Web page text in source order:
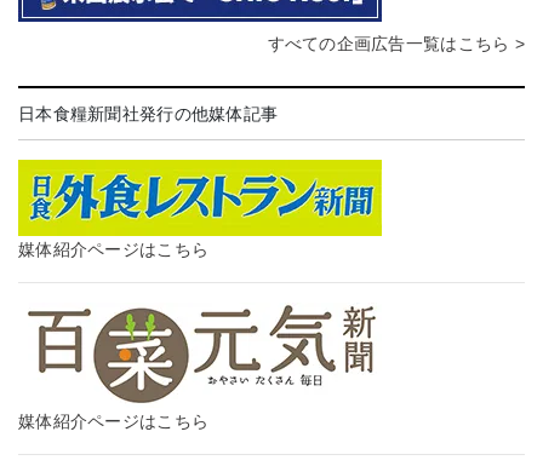
すべての企画広告一覧はこちら >
日本食糧新聞社発行の他媒体記事
媒体紹介ページはこちら
媒体紹介ページはこちら